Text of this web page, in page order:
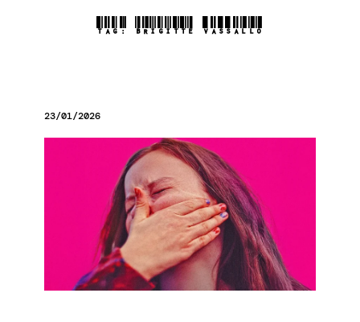
TAG: BRIGITTE VASSALLO
23/01/2026